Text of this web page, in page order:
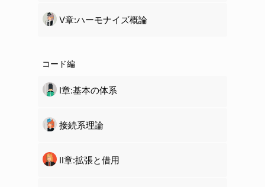
Ⅴ章:ハーモナイズ概論
コード編
Ⅰ章:基本の体系
接続系理論
Ⅱ章:拡張と借用